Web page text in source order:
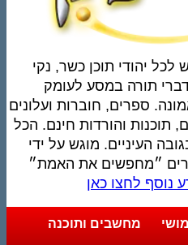
לכל יהודי תוכן כשר, נקי
תורה במסע לעומק
ספרים, חוברות ועלונים
תוכנות והורדות חינם. הכל
העיניים. מוגש על ידי
״מחפשים את האמת״
נוסף לחצו כאן
מחשבים ותוכנה